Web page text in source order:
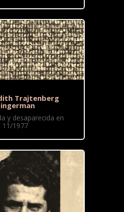
Trajtenberg
y desaparecida en
11/1977